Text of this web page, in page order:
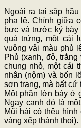
Ngoài ra tại sập
pha lê. Chính giữa
bực và trước kỷ
quả trứng, một cái
vuông vải màu phủ
Phủ (xanh, đỏ,
chung nhỏ, một cái
nhân (nộm) và bốn
sơn trang, mà bất cứ
Một phần lớn bày ở
Ngay cạnh đó là
Mũi hài có thêu
vàng xếp thành thoi).